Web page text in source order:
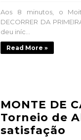
Aos 8 minutos, o
DECORRER DA
deu iníc...
Read More »
MONTE DE
Torneio de
satisfação